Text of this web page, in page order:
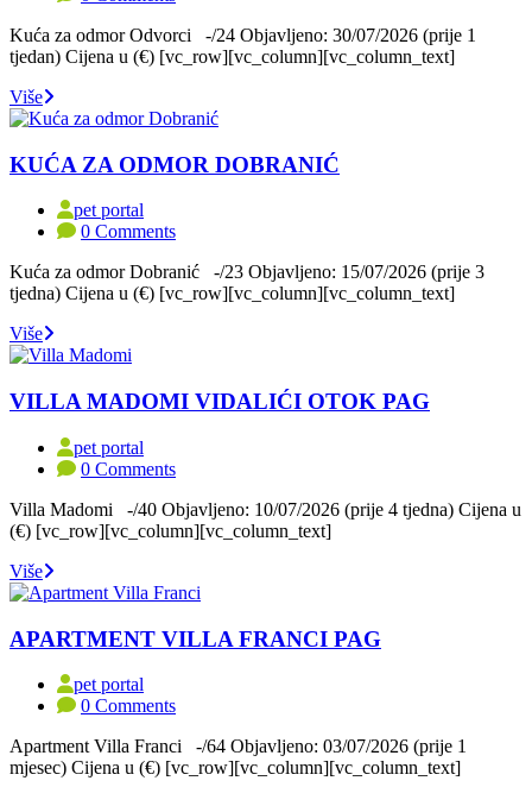
Kuća za odmor Odvorci -/24 Objavljeno: 30/07/2026 (prije 1
tjedan) Cijena u (€) [vc_row][vc_column][vc_column_text]
Više
KUĆA ZA ODMOR DOBRANIĆ
pet portal
0 Comments
Kuća za odmor Dobranić -/23 Objavljeno: 15/07/2026 (prije 3
tjedna) Cijena u (€) [vc_row][vc_column][vc_column_text]
Više
VILLA MADOMI VIDALIĆI OTOK PAG
pet portal
0 Comments
Villa Madomi -/40 Objavljeno: 10/07/2026 (prije 4 tjedna) Cijena u
(€) [vc_row][vc_column][vc_column_text]
Više
APARTMENT VILLA FRANCI PAG
pet portal
0 Comments
Apartment Villa Franci -/64 Objavljeno: 03/07/2026 (prije 1
mjesec) Cijena u (€) [vc_row][vc_column][vc_column_text]